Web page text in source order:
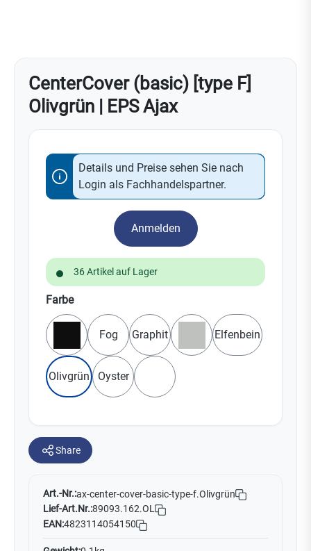
CenterCover (basic) [type F]
Olivgrün | EPS Ajax
Details und Preise sehen Sie nach
Login als Fachhandelspartner.
Anmelden
36 Artikel auf Lager
Farbeauswählen
Schwarz
Fog Graphit
Grau
Elfenbein
Olivgrün Oyster
Weiß
Share
Art.-Nr.:ax-center-cover-basic-type-f.Olivgrün
Lief-Art.Nr.:89093.162.OL
EAN:4823114054150